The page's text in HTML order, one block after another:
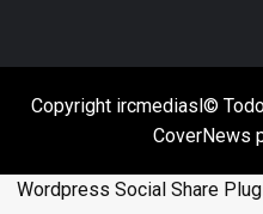
Copyright ircmediasl©
CoverNews
Wordpress Social Share